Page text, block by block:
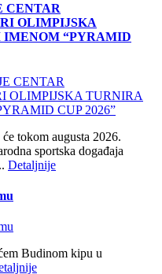
CENTAR
OLIMPIJSKA
“PYRAMID
tokom augusta 2026.
sportska događaja
Detaljnije
Budinom kipu u